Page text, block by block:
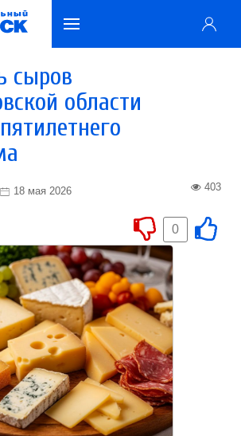
сыров
области
18 мая 2026 403
0